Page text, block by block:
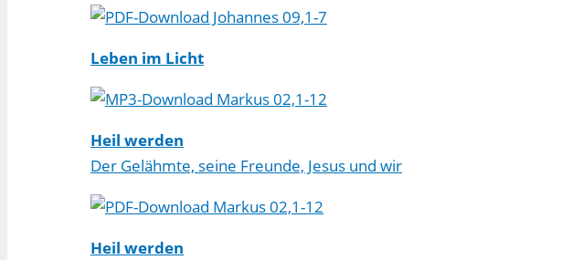
Johannes 09,1-7
Leben im Licht
Markus 02,1-12
Heil werden
Der Gelähmte, seine Freunde, Jesus und wir
Markus 02,1-12
Heil werden